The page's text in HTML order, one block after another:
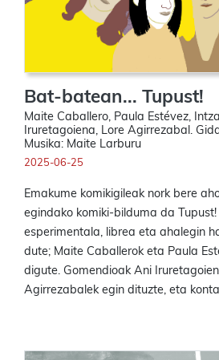
Bat-batean... Tupust!
Maite Caballero, Paula Estévez,
Iruretagoiena, Lore Agirrezabal.
Musika: Maite Larburu
2025-06-25
Emakume komikigileak nork bere
egindako komiki-bilduma da
esperimentala, librea eta ahalegin
dute; Maite Caballerok eta Paula
digute. Gomendioak Ani
Agirrezabalek egin dituzte, eta